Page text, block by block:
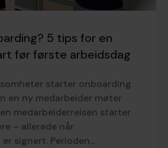
5 tips for en
før første arbeidsdag
starter onboarding
en ny medarbeider møter
medarbeiderreisen starter
– allerede når
signert. Perioden...